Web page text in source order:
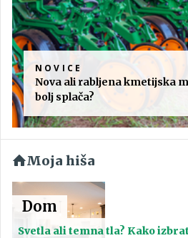
NOVICE
Nova ali rabljena kmetijska
bolj splača?
Moja hiša
Dom
Svetla ali temna tla? Kako